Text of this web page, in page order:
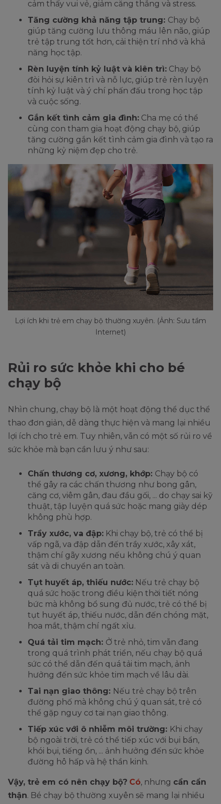
cảm thấy vui vẻ, giảm căng thẳng và stress.
Tăng cường khả năng tập trung: Chạy bộ
giúp tăng cường lưu thông máu lên não, giúp
trẻ tập trung tốt hơn, cải thiện trí nhớ và khả
năng học tập.
Rèn luyện tính kỷ luật và kiên trì: Chạy bộ
đòi hỏi sự kiên trì và nỗ lực, giúp trẻ rèn luyện
tính kỷ luật và ý chí phấn đấu trong học tập
và cuộc sống.
Gắn kết tình cảm gia đình: Cha mẹ có thể
cùng con tham gia hoạt động chạy bộ, giúp
tăng cường gắn kết tình cảm gia đình và tạo ra
những kỷ niệm đẹp cho trẻ.
Lợi ích khi trẻ em chạy bộ thường xuyên. (Ảnh: Sưu tầm
Internet)
Rủi ro sức khỏe khi cho bé
chạy bộ
Nhìn chung, chạy bộ là một hoạt động thể dục thể
thao đơn giản, dễ dàng thực hiện và mang lại nhiều
lợi ích cho trẻ em. Tuy nhiên, vẫn có một số rủi ro về
sức khỏe mà bạn cần lưu ý như sau:
Chấn thương cơ, xương, khớp: Chạy bộ có
thể gây ra các chấn thương như bong gân,
căng cơ, viêm gân, đau đầu gối, ... do chạy sai kỹ
thuật, tập luyện quá sức hoặc mang giày dép
không phù hợp.
Trầy xước, va đập: Khi chạy bộ, trẻ có thể bị
vấp ngã, va đập dẫn đến trầy xước, xây xát,
thậm chí gãy xương nếu không chú ý quan
sát và di chuyển an toàn.
Tụt huyết áp, thiếu nước: Nếu trẻ chạy bộ
quá sức hoặc trong điều kiện thời tiết nóng
bức mà không bổ sung đủ nước, trẻ có thể bị
tụt huyết áp, thiếu nước, dẫn đến chóng mặt,
hoa mắt, thậm chí ngất xỉu.
Quá tải tim mạch: Ở trẻ nhỏ, tim vẫn đang
trong quá trình phát triển, nếu chạy bộ quá
sức có thể dẫn đến quá tải tim mạch, ảnh
hưởng đến sức khỏe tim mạch về lâu dài.
Tai nạn giao thông: Nếu trẻ chạy bộ trên
đường phố mà không chú ý quan sát, trẻ có
thể gặp nguy cơ tai nạn giao thông.
Tiếp xúc với ô nhiễm môi trường: Khi chạy
bộ ngoài trời, trẻ có thể tiếp xúc với bụi bẩn,
khói bụi, tiếng ồn, ... ảnh hưởng đến sức khỏe
đường hô hấp và hệ thần kinh.
Vậy, trẻ em có nên chạy bộ? Có, nhưng cần cẩn
thận. Bé chạy bộ thường xuyên sẽ mang lại nhiều